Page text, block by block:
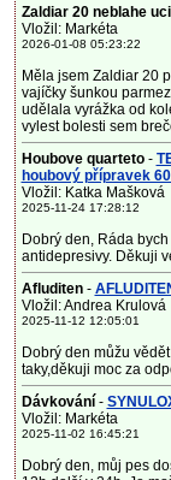
Zaldiar 20 neblahe
Vložil: Markéta
2026-01-08 05:23:22
Měla jsem Zaldiar 20
vajíčky šunkou
udělala vyrážka od
vylest bolesti sem
Houbove quarteto-
houbový přípravek
Vložil: Katka Mašková
2025-11-24 17:28:12
Dobrý den, Ráda
antidepresivy. Děkuji
Afluditen-
Vložil: Andrea Krulová
2025-11-12 12:05:01
Dobrý den můžu
taky,děkuji moc za
Dávkování -
Vložil: Markéta
2025-11-02 16:45:21
Dobrý den, můj pes